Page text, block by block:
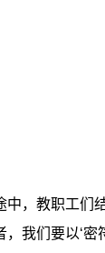
中，教职工们
，我们要以‘密